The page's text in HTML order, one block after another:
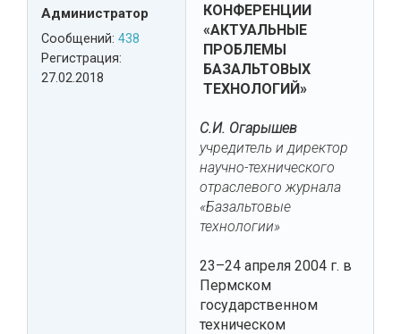
Администратор
Сообщений: 438
Регистрация:
27.02.2018
КОНФЕРЕНЦИИ
«АКТУАЛЬНЫЕ
ПРОБЛЕМЫ
БАЗАЛЬТОВЫХ
ТЕХНОЛОГИЙ»
С.И. Огарышев
учредитель и директор
научно-технического
отраслевого журнала
«Базальтовые
технологии»
23–24 апреля 2004 г. в
Пермском
государственном
техническом